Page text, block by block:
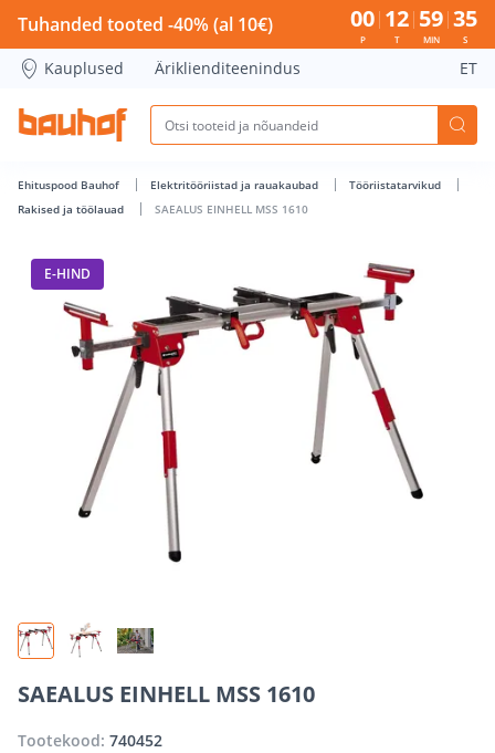
SAEALUS EINHELL MSS 1610 - Bauhof has loaded
Tuhanded tooted -40% (al 10€) 00
P
12
T
59
MIN
34
S
Kauplused Äriklienditeenindus ET
Ehituspood Bauhof Elektritööriistad ja rauakaubad
Tööriistatarvikud
Rakised ja töölauad
SAEALUS EINHELL MSS 1610
E-HIND
SAEALUS EINHELL MSS 1610
Tootekood: 740452